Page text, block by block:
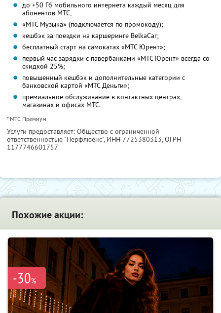
до +50 Гб мобильного интернета каждый месяц для
абонентов МТС,
«МТС Музыка» (подключается по промокоду);
кешбэк за поездки на каршеринге BelkaCar;
бесплатный старт на самокатах «МТС Юрент»;
первый час зарядки с павербанками «МТС Юрент» всегда со
скидкой 25%;
повышенный кешбэк и дополнительные категории с
банковской картой «МТС Деньги»;
премиальное обслуживание в контактных центрах,
магазинах и офисах МТС.
* МТС Премиум
Услуги предоставляет: Общество с ограниченной
ответственностью "Перфлюенс", ИНН 7725380313, ОГРН
1177746601757
Похожие акции:
-30%